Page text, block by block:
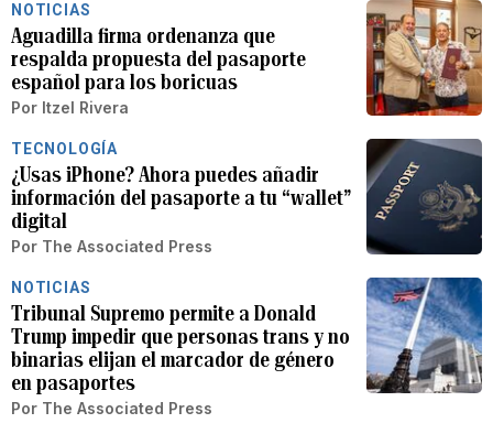
NOTICIAS
Aguadilla firma ordenanza que
respalda propuesta del pasaporte
español para los boricuas
Por Itzel Rivera
TECNOLOGÍA
¿Usas iPhone? Ahora puedes añadir
información del pasaporte a tu “wallet”
digital
Por The Associated Press
NOTICIAS
Tribunal Supremo permite a Donald
Trump impedir que personas trans y no
binarias elijan el marcador de género
en pasaportes
Por The Associated Press